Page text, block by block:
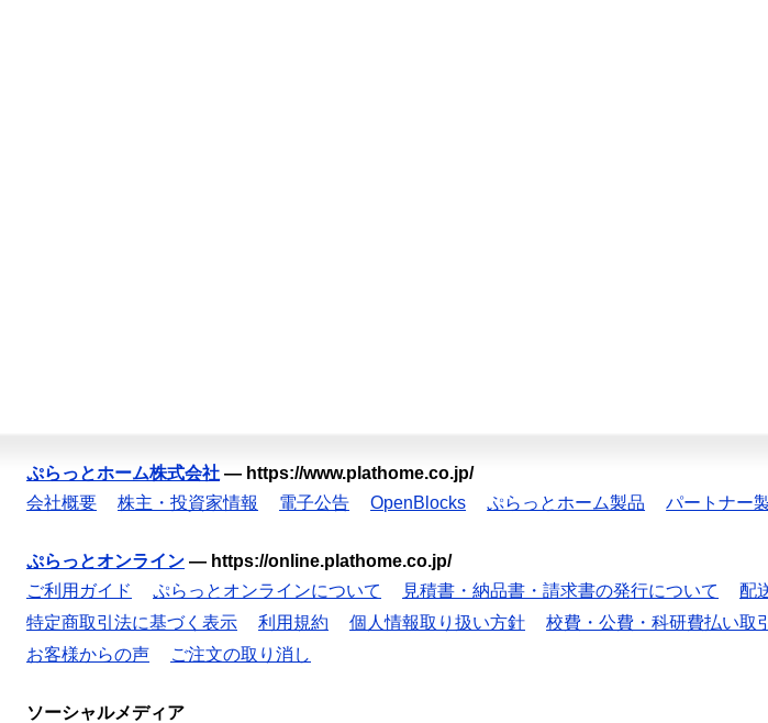
ぷらっとホーム株式会社 — https://www.plathome.co.jp/
会社概要
株主・投資家情報 電子公告 OpenBlocks ぷらっとホーム製品 パートナー
ぷらっとオンライン — https://online.plathome.co.jp/
ご利用ガイド
ぷらっとオンラインについて 見積書・納品書・請求書の発行について 配
特定商取引法に基づく表示
利用規約 個人情報取り扱い方針 校費・公費・科研費払い取
お客様からの声
ご注文の取り消し
ソーシャルメディア